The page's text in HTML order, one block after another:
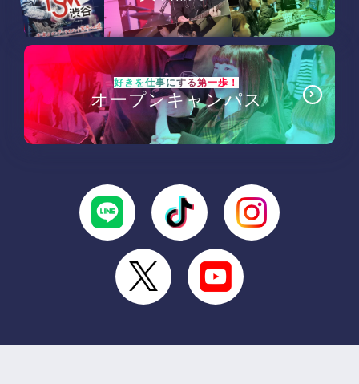
好きを仕事にする第一歩！
オープンキャンパス